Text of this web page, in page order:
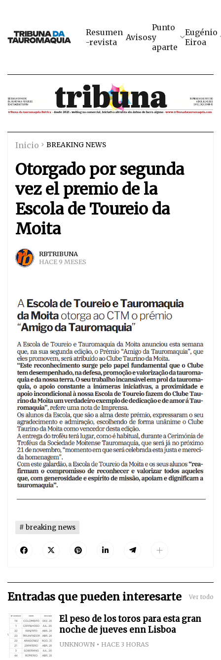
Resumen
-revista
Avisos
Punto
y
aparte
Eugénio
Eiroa
Inicio BREAKING NEWS
Otorgado por segunda
vez el premio de la
Escola de Toureio da
Moita
RBTRIBUNA
HACE 9 MESES
breaking news
Entradas que pueden interesarte Ver todo
El peso de los toros para esta gran
noche de jueves enn Lisboa
UNKNOWN HACE 3 HORAS